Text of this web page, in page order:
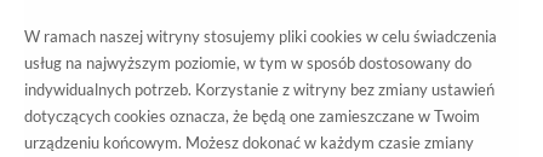
Wszystkie produkty
W ramach naszej witryny stosujemy pliki cookies w celu świadczenia
usług na najwyższym poziomie, w tym w sposób dostosowany do
indywidualnych potrzeb. Korzystanie z witryny bez zmiany ustawień
dotyczących cookies oznacza, że będą one zamieszczane w Twoim
urządzeniu końcowym. Możesz dokonać w każdym czasie zmiany